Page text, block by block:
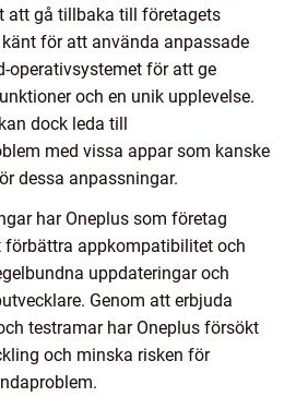
att gå tillbaka till företagets
för att använda anpassade
operativsystemet för att ge
och en unik upplevelse.
dock leda till
med vissa appar som kanske
dessa anpassningar.
har Oneplus som företag
appkompatibilitet och
uppdateringar och
Genom att erbjuda
testramar har Oneplus försökt
och minska risken för